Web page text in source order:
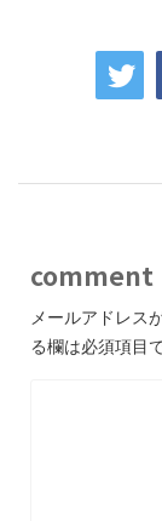
comment
メールアドレス
る欄は必須項目